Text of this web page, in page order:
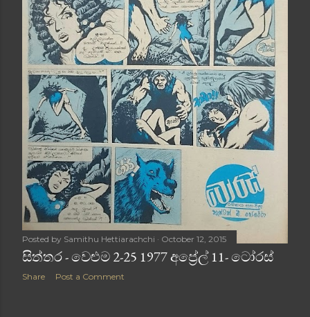
Posted by Samithu Hettiarachchi October 12, 2015
සිත්තර - වෙළුම 2-25 1977 අප්‍රේල් 11- ටෝරස්
Share Post a Comment